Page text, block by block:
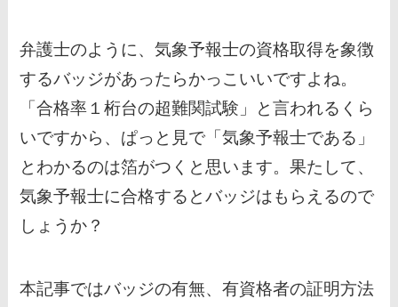
弁護士のように、気象予報士の資格取得を象徴
するバッジがあったらかっこいいですよね。
「合格率１桁台の超難関試験」と言われるくら
いですから、ぱっと見で「気象予報士である」
とわかるのは箔がつくと思います。果たして、
気象予報士に合格するとバッジはもらえるので
しょうか？
本記事ではバッジの有無、有資格者の証明方法